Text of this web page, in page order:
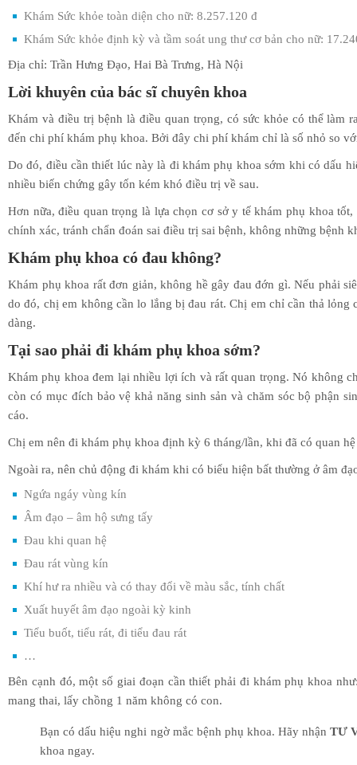
Khám Sức khỏe toàn diện cho nữ: 8.257.120 đ
Khám Sức khỏe định kỳ và tầm soát ung thư cơ bản cho nữ:
Địa chỉ: Trần Hưng Đạo, Hai Bà Trưng, Hà Nội
Lời khuyên của bác sĩ chuyên khoa
Khám và điều trị bệnh là điều quan trọng, có sức khỏe có thể làm
đến chi phí khám phụ khoa. Bởi đây chi phí khám chỉ là số nhỏ so
Do đó, điều cần thiết lúc này là đi khám phụ khoa sớm khi có dấu
nhiều biến chứng gây tốn kém khó điều trị về sau.
Hơn nữa, điều quan trọng là lựa chọn cơ sở y tế khám phụ khoa
chính xác, tránh chẩn đoán sai điều trị sai bệnh, không những bệnh
Khám phụ khoa có đau không?
Khám phụ khoa rất đơn giản, không hề gây đau đớn gì. Nếu phải
do đó, chị em không cần lo lắng bị đau rát. Chị em chỉ cần thả lỏng
dàng.
Tại sao phải đi khám phụ khoa sớm?
Khám phụ khoa đem lại nhiều lợi ích và rất quan trọng. Nó không
còn có mục đích bảo vệ khả năng sinh sản và chăm sóc bộ phận
cáo.
Chị em nên đi khám phụ khoa định kỳ 6 tháng/lần, khi đã có quan
Ngoài ra, nên chủ động đi khám khi có biểu hiện bất thường ở âm
Ngứa ngáy vùng kín
Âm đạo – âm hộ sưng tấy
Đau khi quan hệ
Đau rát vùng kín
Khí hư ra nhiều và có thay đổi về màu sắc, tính chất
Xuất huyết âm đạo ngoài kỳ kinh
Tiểu buốt, tiểu rát, đi tiểu đau rát
…
Bên cạnh đó, một số giai đoạn cần thiết phải đi khám phụ khoa
mang thai, lấy chồng 1 năm không có con.
Bạn có dấu hiệu nghi ngờ mắc bệnh phụ khoa. Hãy nhậnTƯ
khoa ngay.